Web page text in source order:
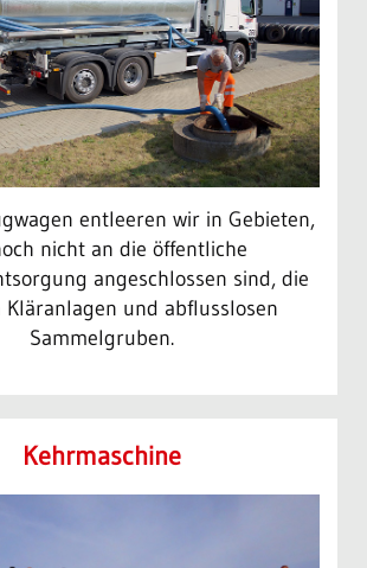
entleeren wir in Gebieten,
nicht an die öffentliche
angeschlossen sind, die
Kläranlagen und abflusslosen
Sammelgruben.
Kehr­maschine